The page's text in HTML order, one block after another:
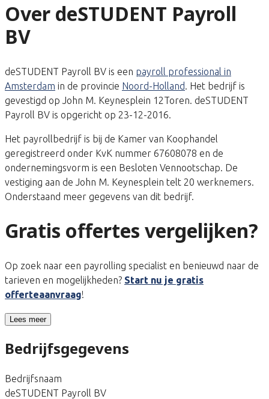
Over deSTUDENT Payroll
BV
deSTUDENT Payroll BV is een payroll professional in
Amsterdam in de provincie Noord-Holland. Het bedrijf is
gevestigd op John M. Keynesplein 12Toren. deSTUDENT
Payroll BV is opgericht op 23-12-2016.
Het payrollbedrijf is bij de Kamer van Koophandel
geregistreerd onder KvK nummer 67608078 en de
ondernemingsvorm is een Besloten Vennootschap. De
vestiging aan de John M. Keynesplein telt 20 werknemers.
Onderstaand meer gegevens van dit bedrijf.
Gratis offertes vergelijken?
Op zoek naar een payrolling specialist en benieuwd naar de
tarieven en mogelijkheden? Start nu je gratis
offerteaanvraag!
Lees meer
Bedrijfsgegevens
Bedrijfsnaam
deSTUDENT Payroll BV